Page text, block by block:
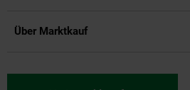
Über Marktkauf